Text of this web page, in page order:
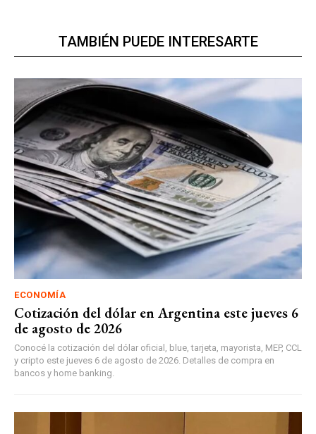
TAMBIÉN PUEDE INTERESARTE
ECONOMÍA
Cotización del dólar en Argentina este jueves 6
de agosto de 2026
Conocé la cotización del dólar oficial, blue, tarjeta, mayorista, MEP, CCL
y cripto este jueves 6 de agosto de 2026. Detalles de compra en
bancos y home banking.